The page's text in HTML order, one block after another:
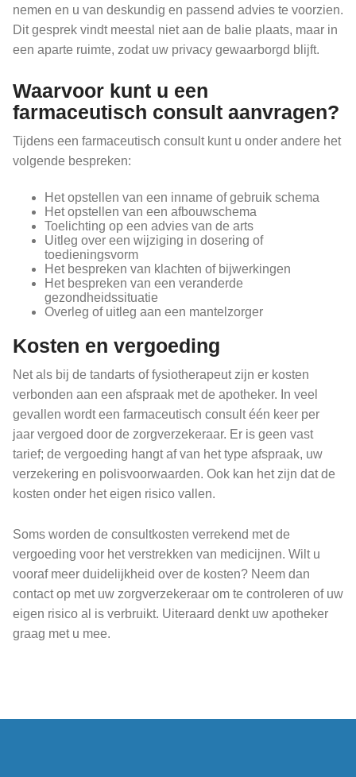
nemen en u van deskundig en passend advies te voorzien.
Dit gesprek vindt meestal niet aan de balie plaats, maar in
een aparte ruimte, zodat uw privacy gewaarborgd blijft.
Waarvoor kunt u een
farmaceutisch consult aanvragen?
Tijdens een farmaceutisch consult kunt u onder andere het
volgende bespreken:
Het opstellen van een inname of gebruik schema
Het opstellen van een afbouwschema
Toelichting op een advies van de arts
Uitleg over een wijziging in dosering of
toedieningsvorm
Het bespreken van klachten of bijwerkingen
Het bespreken van een veranderde
gezondheidssituatie
Overleg of uitleg aan een mantelzorger
Kosten en vergoeding
Net als bij de tandarts of fysiotherapeut zijn er kosten
verbonden aan een afspraak met de apotheker. In veel
gevallen wordt een farmaceutisch consult één keer per
jaar vergoed door de zorgverzekeraar. Er is geen vast
tarief; de vergoeding hangt af van het type afspraak, uw
verzekering en polisvoorwaarden. Ook kan het zijn dat de
kosten onder het eigen risico vallen.
Soms worden de consultkosten verrekend met de
vergoeding voor het verstrekken van medicijnen. Wilt u
vooraf meer duidelijkheid over de kosten? Neem dan
contact op met uw zorgverzekeraar om te controleren of uw
eigen risico al is verbruikt. Uiteraard denkt uw apotheker
graag met u mee.